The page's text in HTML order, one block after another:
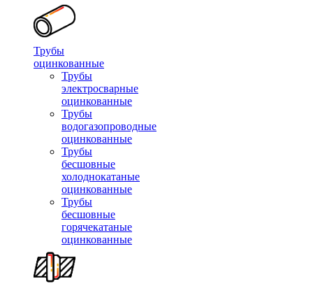
Трубы
оцинкованные
Трубы
электросварные
оцинкованные
Трубы
водогазопроводные
оцинкованные
Трубы
бесшовные
холоднокатаные
оцинкованные
Трубы
бесшовные
горячекатаные
оцинкованные